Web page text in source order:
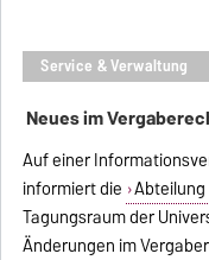
Service & Verwaltung
Neues im
Auf einer
informiert die
Tagungsraum der
Änderungen im